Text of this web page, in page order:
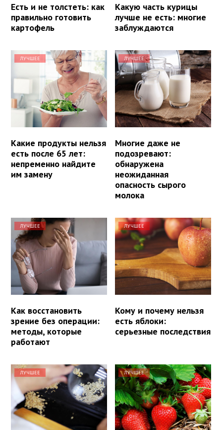
Есть и не толстеть: как
правильно готовить
картофель
Какую часть курицы
лучше не есть: многие
заблуждаются
ЛУЧШЕЕ
Какие продукты нельзя
есть после 65 лет:
непременно найдите
им замену
ЛУЧШЕЕ
Многие даже не
подозревают:
обнаружена
неожиданная
опасность сырого
молока
ЛУЧШЕЕ
Как восстановить
зрение без операции:
методы, которые
работают
ЛУЧШЕЕ
Кому и почему нельзя
есть яблоки:
серьезные последствия
ЛУЧШЕЕ ЛУЧШЕЕ